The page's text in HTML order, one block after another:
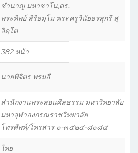
ชำนาญ มหาชาโน,ดร.
พระทิพย์ สิริธมฺโม พระครูวินัยธรสุกรี สุ
จิตฺโต
382 หน้า
นายพิจิตร พรมลี
สำนักงานพระสอนศีลธรรม มหาวิทยาลัย
มหาจุฬาลงกรณราชวิทยาลัย
โทรศัพท์/โทรสาร ๐-๓๕๒๔-๘๐๘๔
ไทย